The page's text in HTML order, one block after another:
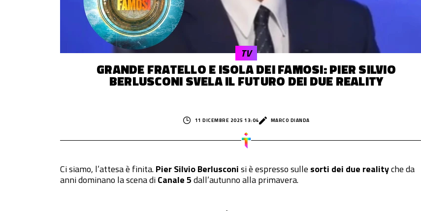
GRANDE FRATELLO E ISOLA DEI FAMOSI: PIER SILVIO
BERLUSCONI SVELA IL FUTURO DEI DUE REALITY
TV
11 DICEMBRE 2025 13:04 MARCO DIANDA
Ci siamo, l’attesa è finita.Pier Silvio Berlusconisi è espresso sulle sorti dei due realityche da
anni dominano la scena diCanale 5dall’autunno alla primavera.